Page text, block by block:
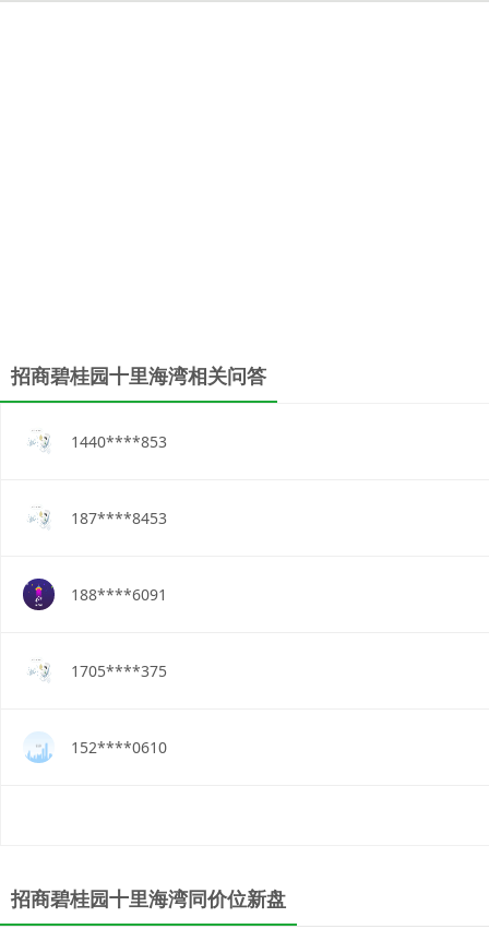
招商碧桂园十里海湾相关问答
1440****853
187****8453
188****6091
1705****375
152****0610
招商碧桂园十里海湾同价位新盘